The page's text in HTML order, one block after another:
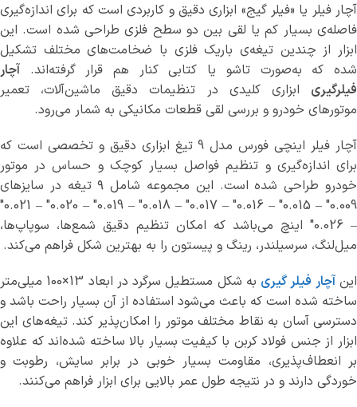
آچار فیلر یا «فیلر گیج» ابزاری دقیق و کاربردی است که برای اندازه‌گیری
فاصله‌ی بسیار کم یا لقی بین دو سطح فلزی طراحی شده است. این
ابزار از چندین تیغه‌ی باریک فلزی با ضخامت‌های مختلف تشکیل
شده که به‌صورت تاشو یا کتابی کنار هم قرار گرفته‌اند. آچار
فیلرگیری ابزاری کلیدی در تنظیمات دقیق ماشین‌آلات، تعمیر
موتورهای خودرو و بررسی لقی قطعات مکانیکی به شمار می‌رود.
آچار فیلر اینچی فورس مدل 9 تیغ ابزاری دقیق و تخصصی است که
برای اندازه‌گیری و تنظیم فواصل بسیار کوچک و حساس در موتور
خودرو طراحی شده است. این مجموعه شامل ۹ تیغه در سایزهای
0.009″ – 0.015″ – 0.016″ – 0.017″ – 0.018″ – 0.019″ – 0.020″ – 0.021″
– 0.026″ اینچ می‌باشد که امکان تنظیم دقیق شمع‌ها، سوپاپ‌ها،
میل‌لنگ، سرسیلندر، رینگ و پیستون را به بهترین شکل فراهم می‌کند.
اینآچار فیلر گیری
به شکل مستطیل سرگرد در ابعاد 13×100 میلی‌متر
ساخته شده است که باعث می‌شود استفاده از آن بسیار راحت باشد و
دسترسی آسان به نقاط مختلف موتور را امکان‌پذیر کند. تیغه‌های این
ابزار از جنس فولاد کربن با کیفیت بسیار بالا ساخته شده‌اند که علاوه
بر انعطاف‌پذیری، مقاومت بسیار خوبی در برابر سایش، رطوبت و
خوردگی دارند و در نتیجه طول عمر بالایی برای ابزار فراهم می‌کنند.